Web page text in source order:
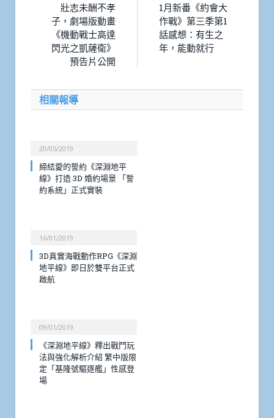
壯志未酬不孝
子，劇場版動畫
《機動戰士高達
閃光之凱薩衛》
預告片公開
1月新番《約會大
作戰》第三季第1
話感想：有生之
年，能動就行
相關報導
20/05/2019
締結愛的誓約《深淵地平
線》打造 3D 婚約場景 「誓
約系統」正式實裝
16/01/2019
3D真實海戰動作RPG《深淵
地平線》即日於雙平台正式
啟航
09/01/2019
《深淵地平線》釋出戰鬥玩
法與強化解析介紹 繁中版限
定「基隆號驅逐艦」性感登
場